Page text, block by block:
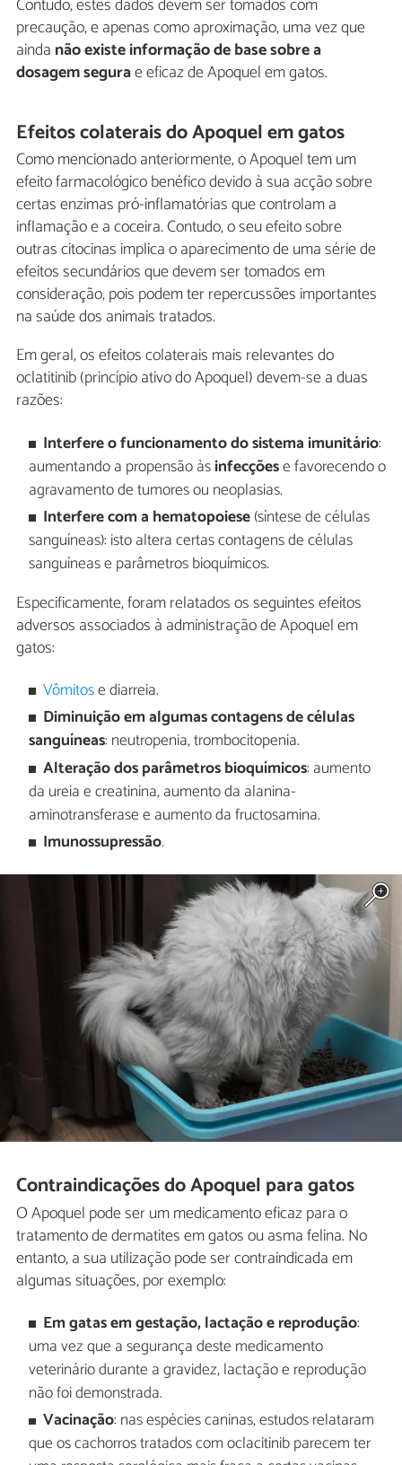
precaução, e apenas como aproximação, uma vez que
ainda não existe informação de base sobre a
dosagem segurae eficaz de Apoquel em gatos.
Efeitos colaterais do Apoquel em gatos
Como mencionado anteriormente, o Apoquel tem um
efeito farmacológico benéfico devido à sua acção sobre
certas enzimas pró-inflamatórias que controlam a
inflamação e a coceira. Contudo, o seu efeito sobre
outras citocinas implica o aparecimento de uma série de
efeitos secundários que devem ser tomados em
consideração, pois podem ter repercussões importantes
na saúde dos animais tratados.
Em geral, os efeitos colaterais mais relevantes do
oclatitinib (princípio ativo do Apoquel) devem-se a duas
razões:
Interfere o funcionamento do sistema imunitário:
aumentando a propensão àsinfecçõese favorecendo o
agravamento de tumores ou neoplasias.
Interfere com a hematopoiese(síntese de células
sanguíneas): isto altera certas contagens de células
sanguíneas e parâmetros bioquímicos.
Especificamente, foram relatados os seguintes efeitos
adversos associados à administração de Apoquel em
gatos:
Vômitose diarreia.
Diminuição em algumas contagens de células
sanguíneas: neutropenia, trombocitopenia.
Alteração dos parâmetros bioquímicos: aumento
da ureia e creatinina, aumento da alanina-
aminotransferase e aumento da fructosamina.
Imunossupressão.
Contraindicações do Apoquel para gatos
O Apoquel pode ser um medicamento eficaz para o
tratamento de dermatites em gatos ou asma felina. No
entanto, a sua utilização pode ser contraindicada em
algumas situações, por exemplo:
Em gatas em gestação, lactação e reprodução:
uma vez que a segurança deste medicamento
veterinário durante a gravidez, lactação e reprodução
não foi demonstrada.
Vacinação: nas espécies caninas, estudos relataram
que os cachorros tratados com oclacitinib parecem ter